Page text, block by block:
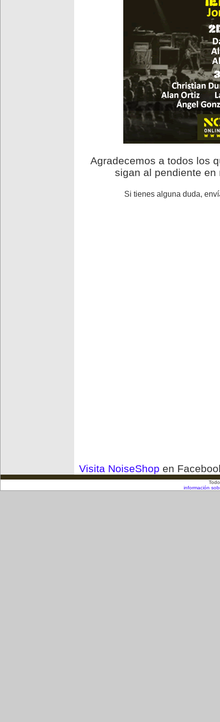
Agradecemos a todos los
sigan al pendiente
Si tienes alguna duda,
Visita NoiseShop en
información